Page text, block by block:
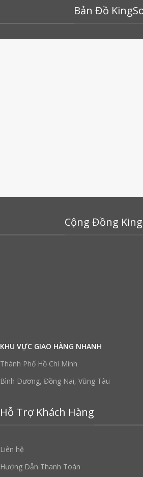
Bản Đồ
Cộng Đồng
KHU VỰC GIAO HÀNG NHANH
Thành Phố Hồ Chí Minh
Bình Dương, Đồng Nai, Vũng Tàu
Hỗ Trợ Khách Hàng
Liên hệ
Hướng Dẫn Thanh Toán